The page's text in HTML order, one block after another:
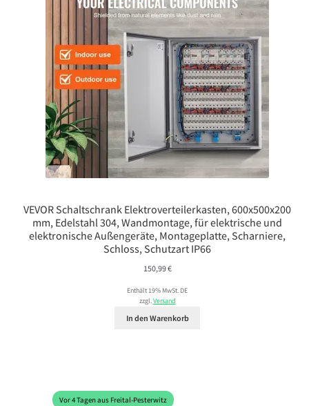
VEVOR Schaltschrank Elektroverteilerkasten, 600x500x200
mm, Edelstahl 304, Wandmontage, für elektrische und
elektronische Außengeräte, Montageplatte, Scharniere,
Schloss, Schutzart IP66
150,99€
Enthält 19% MwSt. DE
zzgl.Versand
In den Warenkorb
Vor 4 Tagen aus Freital-Pesterwitz